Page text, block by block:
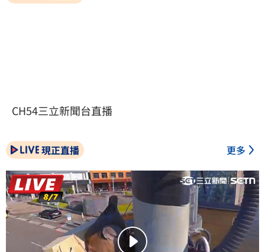
CH54三立新聞台直播
現正直播 更多